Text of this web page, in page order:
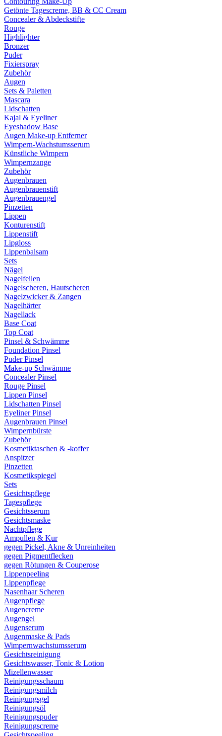
Getönte Tagescreme, BB & CC Cream
Concealer & Abdeckstifte
Rouge
Highlighter
Bronzer
Puder
Fixierspray
Zubehör
Augen
Sets & Paletten
Mascara
Lidschatten
Kajal & Eyeliner
Eyeshadow Base
Augen Make-up Entferner
Wimpern-Wachstumsserum
Künstliche Wimpern
Wimpernzange
Zubehör
Augenbrauen
Augenbrauenstift
Augenbrauengel
Pinzetten
Lippen
Konturenstift
Lippenstift
Lipgloss
Lippenbalsam
Sets
Nägel
Nagelfeilen
Nagelscheren, Hautscheren
Nagelzwicker & Zangen
Nagelhärter
Nagellack
Base Coat
Top Coat
Pinsel & Schwämme
Foundation Pinsel
Puder Pinsel
Make-up Schwämme
Concealer Pinsel
Rouge Pinsel
Lippen Pinsel
Lidschatten Pinsel
Eyeliner Pinsel
Augenbrauen Pinsel
Wimpernbürste
Zubehör
Kosmetiktaschen & -koffer
Anspitzer
Pinzetten
Kosmetikspiegel
Sets
Gesichtspflege
Tagespflege
Gesichtsserum
Gesichtsmaske
Nachtpflege
Ampullen & Kur
gegen Pickel, Akne & Unreinheiten
gegen Pigmentflecken
gegen Rötungen & Couperose
Lippenpeeling
Lippenpflege
Nasenhaar Scheren
Augenpflege
Augencreme
Augengel
Augenserum
Augenmaske & Pads
Wimpernwachstumsserum
Gesichtsreinigung
Gesichtswasser, Tonic & Lotion
Mizellenwasser
Reinigungsschaum
Reinigungsmilch
Reinigungsgel
Reinigungsöl
Reinigungspuder
Reinigungscreme